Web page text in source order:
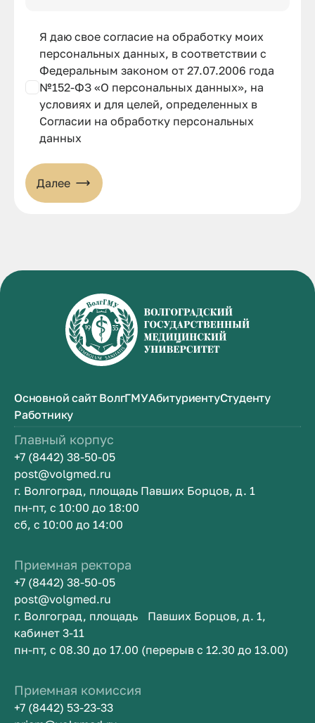
Я даю свое согласие на обработку моих
персональных данных, в соответствии с
Федеральным законом от 27.07.2006 года
№152-ФЗ «О персональных данных», на
условиях и для целей, определенных в
Согласии на обработку персональных
данных
Далее
Основной сайт ВолгГМУАбитуриентуСтуденту
Работнику
Главный корпус
+7 (8442) 38-50-05
post@volgmed.ru
г. Волгоград, площадь Павших Борцов, д. 1
пн-пт, с 10:00 до 18:00
сб, с 10:00 до 14:00
Приемная ректора
+7 (8442) 38-50-05
post@volgmed.ru
г. Волгоград, площадь Павших Борцов, д. 1,
кабинет 3-11
пн-пт, с 08.30 до 17.00 (перерыв c 12.30 до 13.00)
Приемная комиссия
+7 (8442) 53-23-33